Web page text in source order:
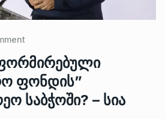
ფონდის”
საბჭოში? – სია